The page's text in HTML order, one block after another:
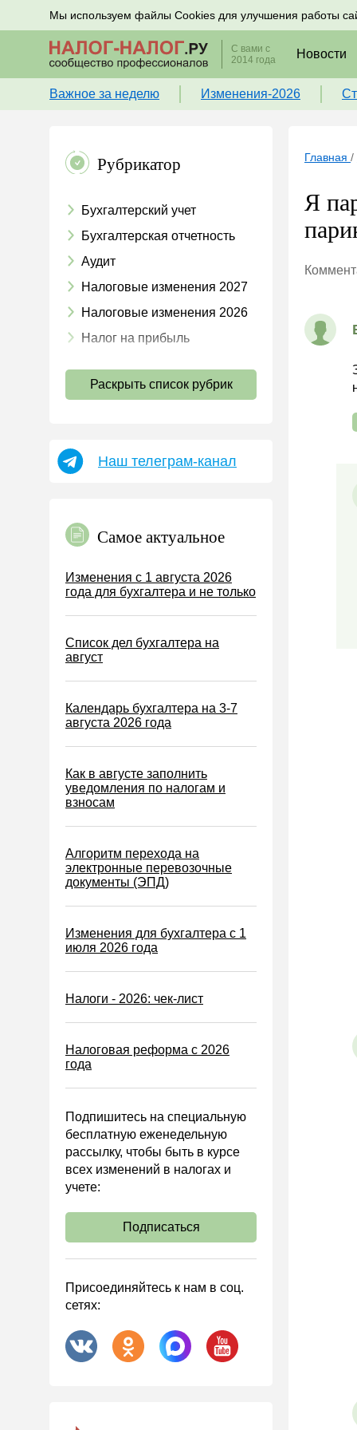
Мы используем файлы Cookies для улучшения работы
Подписывайтесь на новости по налогам, учету и
С вами с
2014 года
Новости
Важное за неделю Изменения-2026
Рубрикатор
Бухгалтерский учет
Бухгалтерская отчетность
Аудит
Налоговые изменения 2027
Налоговые изменения 2026
Налог на прибыль
Страховые взносы 2026
УСН
Земельный налог
Налог на рекламу
Торговый сбор
Туристический налог
Водный налог
Экологический налог
Налог на игорный бизнес
Акцизы
Уплата налогов (взносов)
Возврат и зачет налогов
Налоговые проверки
Самозанятые
Банк
Онлайн-кассы ККТ ККМ
Блокировка счета
МСФО
деятельности (АХД)
Охрана труда и аттестация
Охрана труда
Валютные операции
Налоговая система РФ
Налоговое планирование
Договоры
АО
Раскрыть список рубрик
Наш телеграм-канал
Самое актуальное
Изменения с 1 августа 2026
года для бухгалтера и не только
Список дел бухгалтера на
август
Календарь бухгалтера на 3-7
августа 2026 года
Как в августе заполнить
уведомления по налогам и
взносам
Алгоритм перехода на
электронные перевозочные
документы (ЭПД)
Изменения для бухгалтера с 1
июля 2026 года
Налоги - 2026: чек-лист
Налоговая реформа с 2026
года
Подпишитесь на специальную
бесплатную еженедельную
рассылку, чтобы быть в курсе
всех изменений в налогах и
учете:
Подписаться
Присоединяйтесь к нам в соц.
сетях:
Главная /
Я